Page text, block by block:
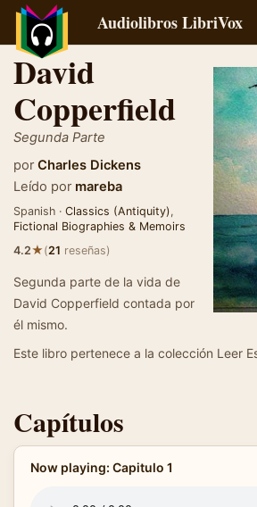
Audiolibros LibriVox
David
Copperfield
Segunda Parte
por Charles Dickens
Leído por mareba
Spanish · Classics (Antiquity),
Fictional Biographies & Memoirs
4.2★(21 reseñas)
Segunda parte de la vida de
David Copperfield contada por
él mismo.
Este libro pertenece a la colección Leer
Capítulos
Now playing: Capitulo 1